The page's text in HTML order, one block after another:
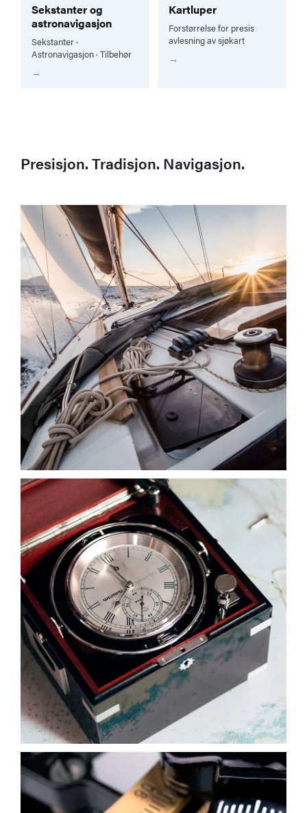
Sekstanter og
astronavigasjon
Sekstanter ·
Astronavigasjon · Tilbehør
Kartluper
Forstørrelse for presis
avlesning av sjøkart
Presisjon. Tradisjon. Navigasjon.